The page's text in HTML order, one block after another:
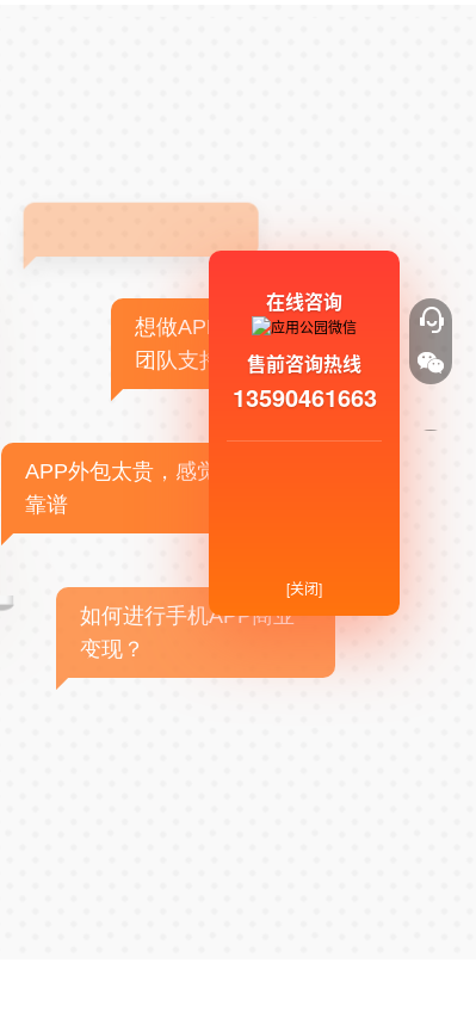
想做APP，但没有技术
团队支持
APP外包太贵，感觉不
靠谱
如何进行手机APP商业
变现？
在线咨询
售前咨询热线
13590461663
[关闭]